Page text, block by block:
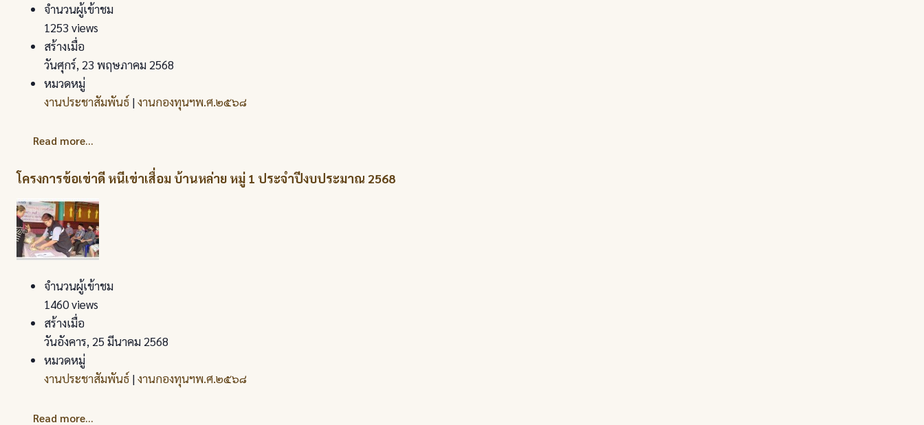
จำนวนผู้เข้าชม
1253 views
สร้างเมื่อ
วันศุกร์, 23 พฤษภาคม 2568
หมวดหมู่
งานประชาสัมพันธ์ |งานกองทุนฯพ.ศ.๒๕๖๘
Read more...
โครงการข้อเข่าดี หนีเข่าเสื่อม บ้านหล่าย หมู่ 1 ประจำปีงบประมาณ 2568
จำนวนผู้เข้าชม
1460 views
สร้างเมื่อ
วันอังคาร, 25 มีนาคม 2568
หมวดหมู่
งานประชาสัมพันธ์ |งานกองทุนฯพ.ศ.๒๕๖๘
Read more...